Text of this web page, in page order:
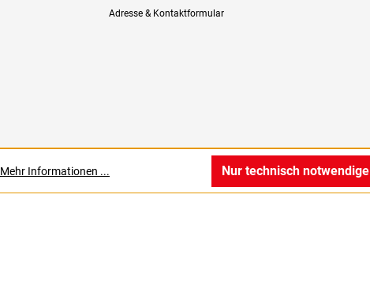
Adresse & Kontaktformular
Mehr Informationen ... Nur technisch notwendige